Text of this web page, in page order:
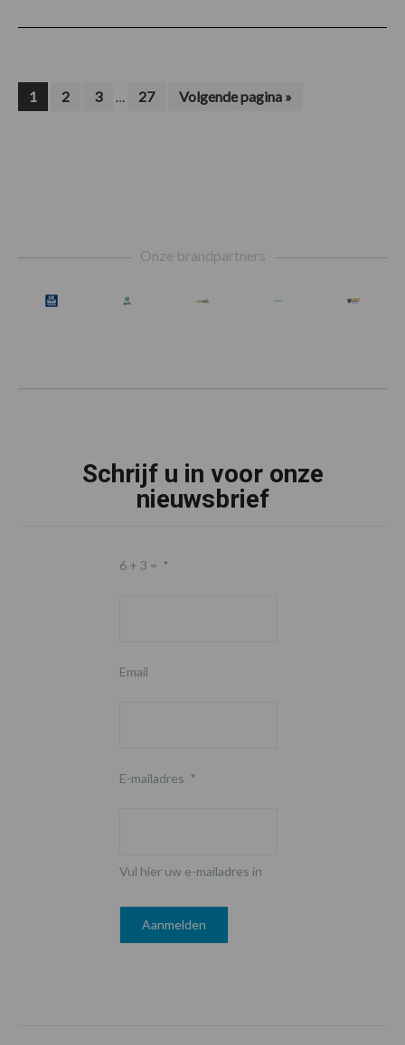
Pagina
1 Pagina
2 Pagina
3
Interim
… Pagina
27
Ga
naar
Volgende pagina »
Onze brandpartners
Schrijf u in voor onze
nieuwsbrief
6 + 3 = *
Email
E-mailadres *
Vul hier uw e-mailadres in